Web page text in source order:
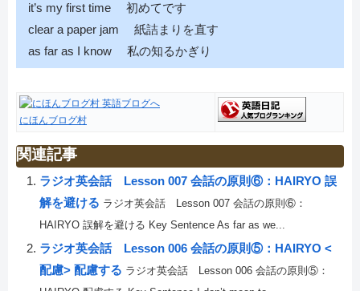
it’s my first time 初めてです
clear a paper jam 紙詰まりを直す
as far as I know 私の知るかぎり
にほんブログ村
関連記事
ラジオ英会話 Lesson 007 会話の原則⑥：HAIRYO 誤
解を避ける ラジオ英会話 Lesson 007 会話の原則⑥：
HAIRYO 誤解を避ける Key Sentence As far as we...
ラジオ英会話 Lesson 006 会話の原則⑤：HAIRYO <
配慮> 配慮する ラジオ英会話 Lesson 006 会話の原則⑤：